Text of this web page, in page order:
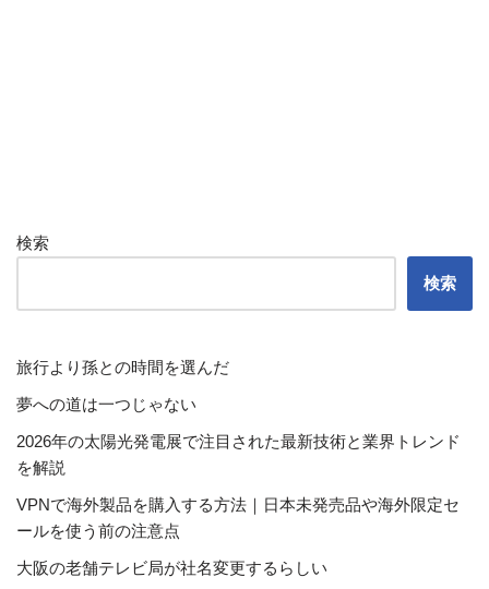
検索
検索
旅行より孫との時間を選んだ
夢への道は一つじゃない
2026年の太陽光発電展で注目された最新技術と業界トレンド
を解説
VPNで海外製品を購入する方法｜日本未発売品や海外限定セ
ールを使う前の注意点
大阪の老舗テレビ局が社名変更するらしい